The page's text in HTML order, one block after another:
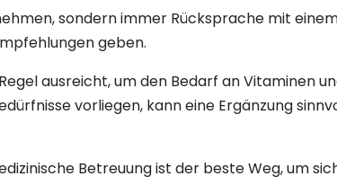
sondern immer Rücksprache mit
geben.
ausreicht, um den Bedarf an Vitaminen
vorliegen, kann eine Ergänzung
Betreuung ist der beste Weg, um